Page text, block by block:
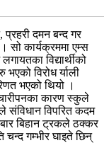
प्रहरी दमन बन्द गर
सो कार्यक्रममा एम्स
विद्यार्थीको
विरोध र्याली
भएको थियो ।
कारण स्कुले
संविधान विपरित कदम
बिहान ट्रकले ठक्कर
गम्भीर घाइते छिन्